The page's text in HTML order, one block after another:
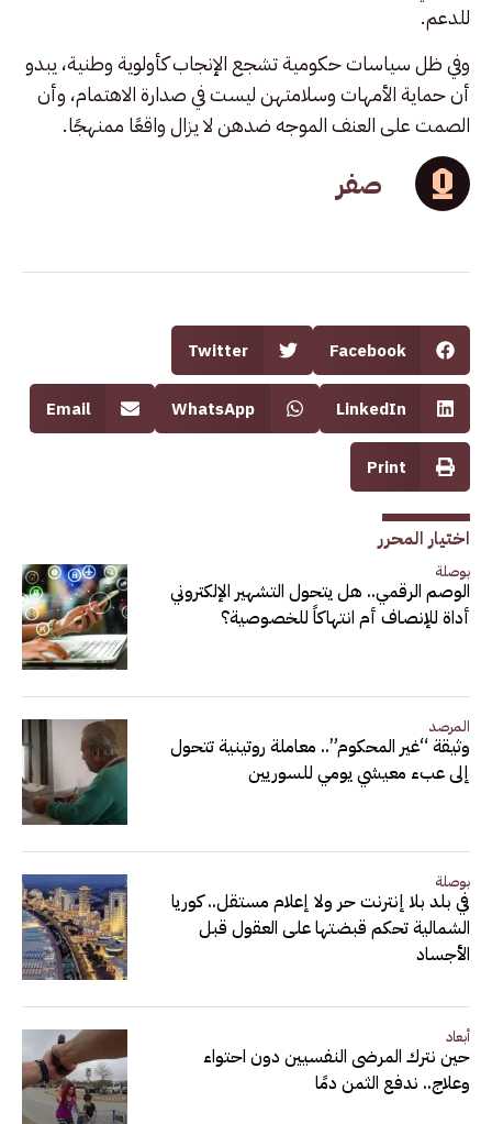
للدعم.
وفي ظل سياسات حكومية تشجع الإنجاب كأولوية وطنية، يبدو
أن حماية الأمهات وسلامتهن ليست في صدارة الاهتمام، وأن
الصمت على العنف الموجه ضدهن لا يزال واقعًا ممنهجًا.
صفر
Facebook
Twitter
LinkedIn
WhatsApp
Email
Print
اختيار المحرر
بوصلة
الوصم الرقمي.. هل يتحول التشهير الإلكتروني
أداة للإنصاف أم انتهاكاً للخصوصية؟
المرصد
وثيقة “غير المحكوم”.. معاملة روتينية تتحول
إلى عبء معيشي يومي للسوريين
بوصلة
في بلد بلا إنترنت حر ولا إعلام مستقل.. كوريا
الشمالية تحكم قبضتها على العقول قبل
الأجساد
أبعاد
حين نترك المرضى النفسيين دون احتواء
وعلاج.. ندفع الثمن دمًا